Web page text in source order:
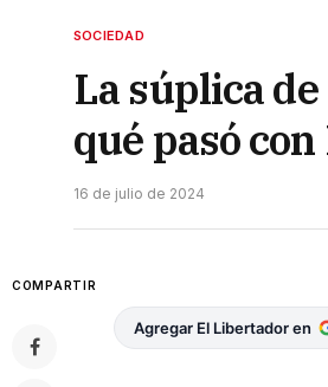
SOCIEDAD
La súplica
qué pasó con
16 de julio de 2024
COMPARTIR
Agregar El Libertador en